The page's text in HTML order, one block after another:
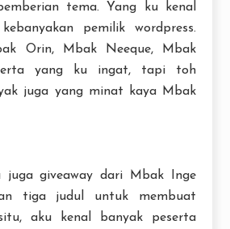
tema. Yang ku kenal
pemilik wordpress.
Orin, Mbak Neeque, Mbak
yang ku ingat, tapi toh
juga yang minat kaya Mbak
juga giveaway dari Mbak Inge
tiga judul untuk membuat
aku kenal banyak peserta